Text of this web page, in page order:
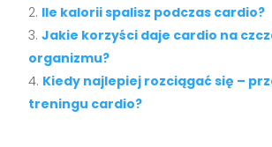
Ile kalorii spalisz podczas cardio?
Jakie korzyści daje cardio na
organizmu?
Kiedy najlepiej rozciągać się –
treningu cardio?